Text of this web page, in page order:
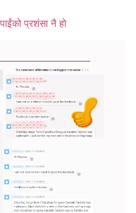
प्रशंसा नै हो